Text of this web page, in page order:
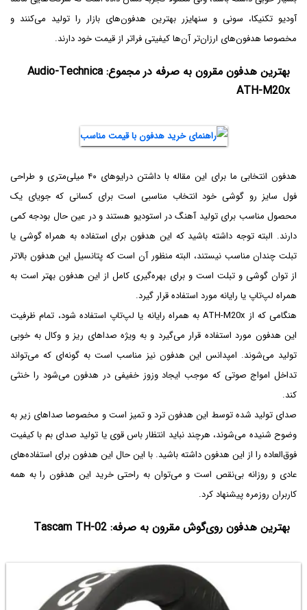
آودیو تکنیکا، سونی و سنهایزر بهترین‌ هدفون‌های بازار را تولید می‌کنند و
مخصوصا هدفون‌های ارزان‌تر آن‌ها کیفیتی فراتر از قیمت خود دارند.
بهترین هدفون مقرون به صرفه در مجموع: Audio-Technica
ATH-M20x
هدفون انتخابی ما برای این مقاله با داشتن درایوهای ۴۰ میلی‌متری و طراحی
فول سایز رو گوشی خود انتخاب مناسبی است برای کسانی که جویای یک
محصول مناسب برای تولید آهنگ در استودیو هستند و در عین حال بودجه کمی
دارند. البته توجه داشته باشید که این هدفون برای استفاده به همراه گوشی یا
تبلت چندان مناسب نیستند، البته منظور آن است که پتانسیل این هدفون بالاتر
از توان گوشی و تبلت است و برای بهره‌گیری کامل از این هدفون بهتر است به
همراه لپ‌تاپ یا رایانه مورد استفاده قرار گیرد.
هنگامی که از ATH-M20x به همراه رایانه یا لپ‌تاپ استفاده شود، تمام ظرفیت
این هدفون مورد استفاده قرار می‌گیرد و به ویژه صداهای ریز و وکال به خوبی
تولید می‌شوند. امپدانس این هدفون نیز مناسب است به گونه‌ای که می‌تواند
تداخل امواج صوتی که موجب ایجاد وزوز خفیفی در هدفون می‌شود را خنثی
کند.
صدای تولید شده توسط این هدفون ترد و تمیز است و مخصوصا صداهای زیر به
وضوح شنیده می‌شوند، هرچند نباید انتظار باس قوی یا تولید صدای بم با کیفیت
فوق‌العاده را از این هدفون داشته باشید. با این حال این هدفون برای استفاده‌های
عادی و روزانه بی‌نقص است و می‌توان به راحتی خرید این هدفون را به همه
کاربران روزمره پیشنهاد کرد.
بهترین هدفون روی‌گوش مقرون به صرفه: Tascam TH-02